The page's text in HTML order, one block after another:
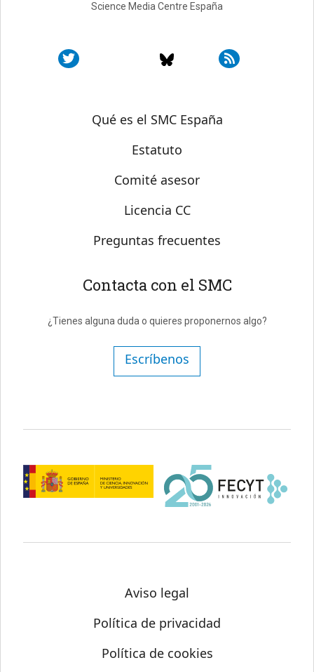
Science Media Centre España
Sobre SMC España
Qué es el SMC España
Estatuto
Comité asesor
Licencia CC
Preguntas frecuentes
Contacta con el SMC
¿Tienes alguna duda o quieres proponernos algo?
Escríbenos
Aviso legal
Política de privacidad
Política de cookies